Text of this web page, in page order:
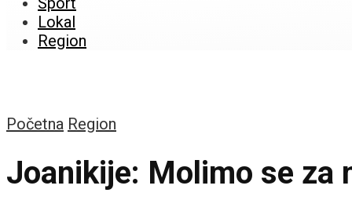
Lokal
Region
Početna Region
Joanikije: Molimo se za